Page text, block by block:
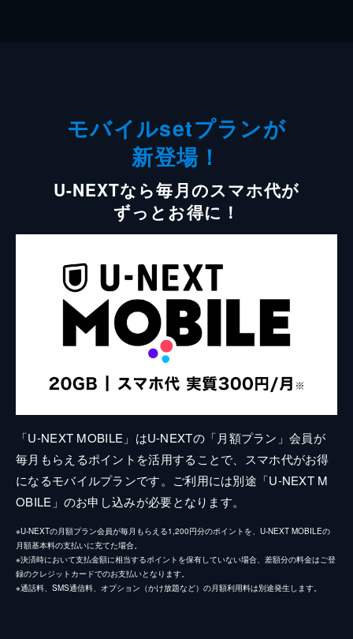
モバイルsetプランが
新登場！
U-NEXTなら毎月のスマホ代が
ずっとお得に！
「U-NEXT MOBILE」はU-NEXTの「月額プラン」会員が
毎月もらえるポイントを活用することで、スマホ代がお得
になるモバイルプランです。ご利用には別途「U-NEXT M
OBILE」のお申し込みが必要となります。
※U-NEXTの月額プラン会員が毎月もらえる1,200円分のポイントを、U-NEXT MOBILEの
月額基本料の支払いに充てた場合。
※決済時において支払金額に相当するポイントを保有していない場合、差額分の料金はご登
録のクレジットカードでのお支払いとなります。
※通話料、SMS通信料、オプション（かけ放題など）の月額利用料は別途発生します。